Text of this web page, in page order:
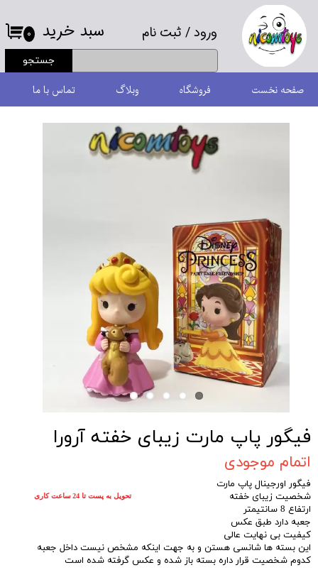
ورود/ ثبت نام
حساب کاربری من
تغییر گذر واژه
سفارشات
خروج از حساب کاربری
جستجو
۰ سبد خرید
صفحه نخست فروشگاه وبلاگ تماس با ما
فیگور پاپ مارت زیبای خفته آرورا
اتمام موجودی
فیگور اورجینال پاپ مارت
شخصیت زیبای خفته
ارتفاع 8 سانتیمتر
جعبه دارد طبق عکس
کیفیت بی نهایت عالی
این بسته ها شانسی هستن و به جهت اینکه مشخص نیست داخل جعبه
کدوم شخصیت قرار داره بسته باز شده و عکس گرفته شده است
تحویل به پست تا 24 ساعت کاری